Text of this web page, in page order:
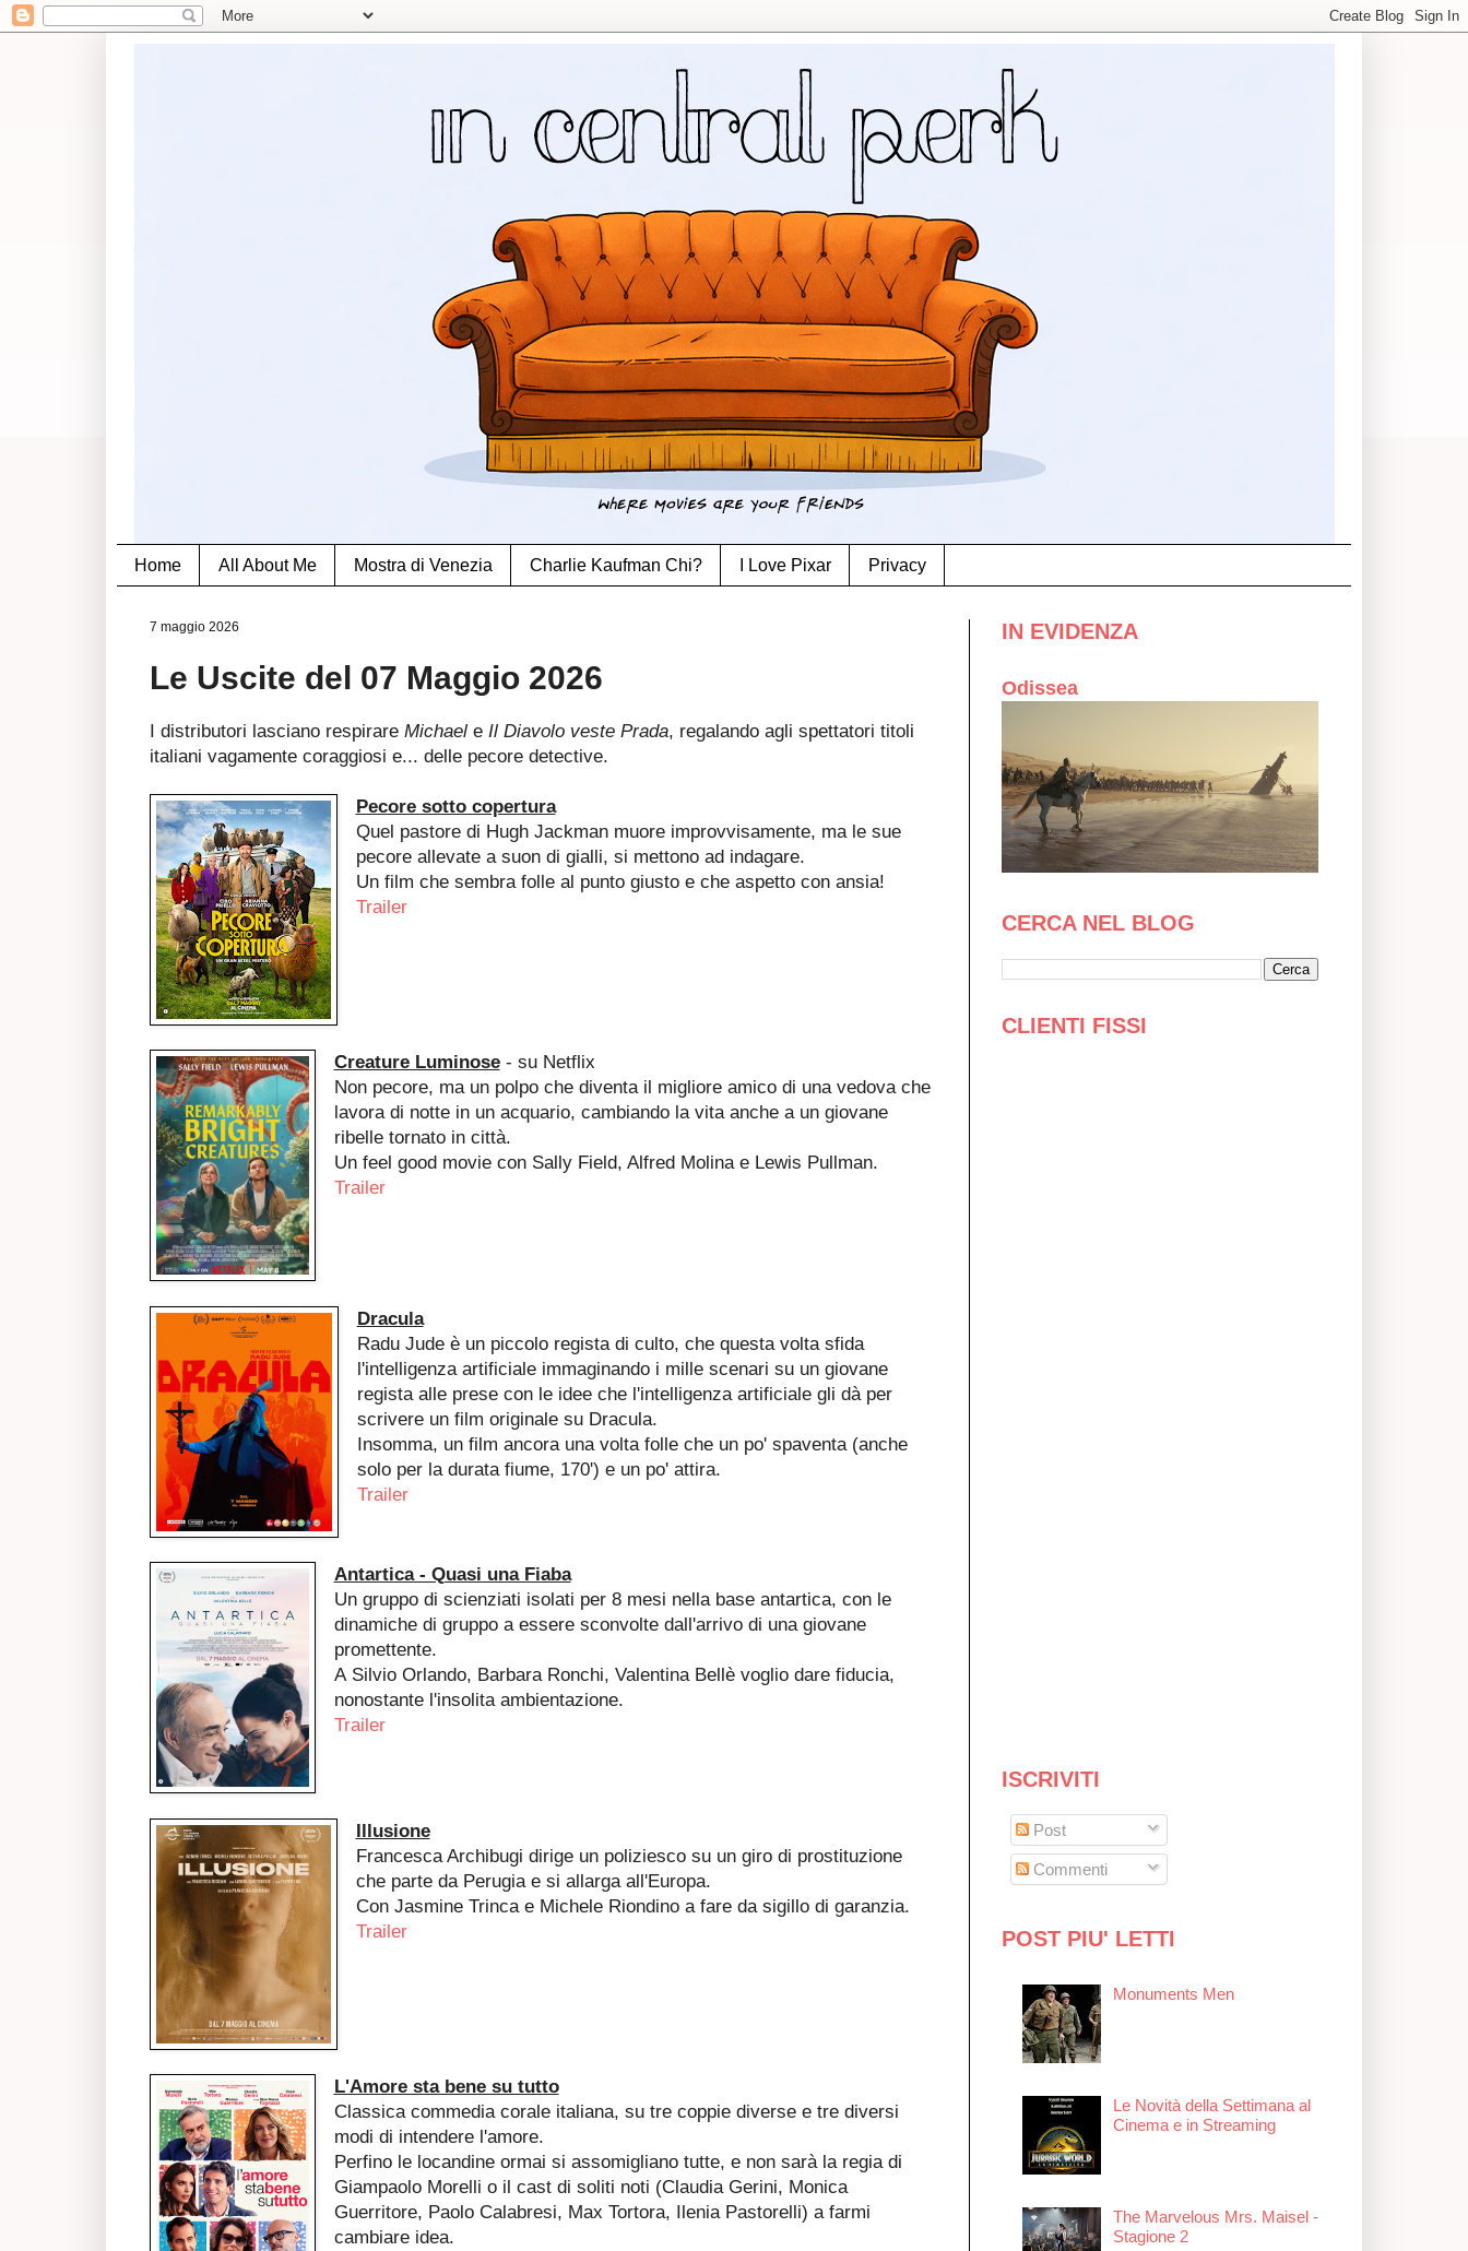
Home All About Me Mostra di Venezia Charlie Kaufman Chi? I Love Pixar Privacy
7 maggio 2026
Le Uscite del 07 Maggio 2026
I distributori lasciano respirare Michael e Il Diavolo veste Prada, regalando agli spettatori titoli
italiani vagamente coraggiosi e... delle pecore detective.
Pecore sotto copertura
Quel pastore di Hugh Jackman muore improvvisamente, ma le sue
pecore allevate a suon di gialli, si mettono ad indagare.
Un film che sembra folle al punto giusto e che aspetto con ansia!
Trailer
Creature Luminose- su Netflix
Non pecore, ma un polpo che diventa il migliore amico di una vedova che
lavora di notte in un acquario, cambiando la vita anche a un giovane
ribelle tornato in città.
Un feel good movie con Sally Field, Alfred Molina e Lewis Pullman.
Trailer
Dracula
Radu Jude è un piccolo regista di culto, che questa volta sfida
l'intelligenza artificiale immaginando i mille scenari su un giovane
regista alle prese con le idee che l'intelligenza artificiale gli dà per
scrivere un film originale su Dracula.
Insomma, un film ancora una volta folle che un po' spaventa (anche
solo per la durata fiume, 170') e un po' attira.
Trailer
Antartica - Quasi una Fiaba
Un gruppo di scienziati isolati per 8 mesi nella base antartica, con le
dinamiche di gruppo a essere sconvolte dall'arrivo di una giovane
promettente.
A Silvio Orlando, Barbara Ronchi, Valentina Bellè voglio dare fiducia,
nonostante l'insolita ambientazione.
Trailer
Illusione
Francesca Archibugi dirige un poliziesco su un giro di prostituzione
che parte da Perugia e si allarga all'Europa.
Con Jasmine Trinca e Michele Riondino a fare da sigillo di garanzia.
Trailer
L'Amore sta bene su tutto
Classica commedia corale italiana, su tre coppie diverse e tre diversi
modi di intendere l'amore.
Perfino le locandine ormai si assomigliano tutte, e non sarà la regia di
Giampaolo Morelli o il cast di soliti noti (Claudia Gerini, Monica
Guerritore, Paolo Calabresi, Max Tortora, Ilenia Pastorelli) a farmi
cambiare idea.
IN EVIDENZA
Odissea
CERCA NEL BLOG
CLIENTI FISSI
ISCRIVITI
Post
Commenti
POST PIU' LETTI
Monuments Men
Le Novità della Settimana al
Cinema e in Streaming
The Marvelous Mrs. Maisel -
Stagione 2